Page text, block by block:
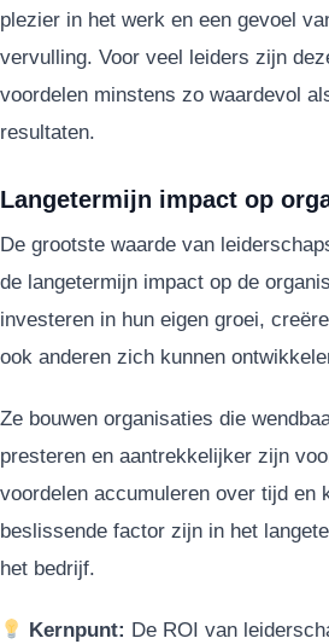
plezier in het werk en een gevoel
vervulling. Voor veel leiders zijn
voordelen minstens zo waardevol
resultaten.
Langetermijn impact op
De grootste waarde van
de langetermijn impact op de
investeren in hun eigen groei,
ook anderen zich kunnen
Ze bouwen organisaties die
presteren en aantrekkelijker zijn
voordelen accumuleren over tijd en
beslissende factor zijn in het
het bedrijf.
Kernpunt: De ROI van